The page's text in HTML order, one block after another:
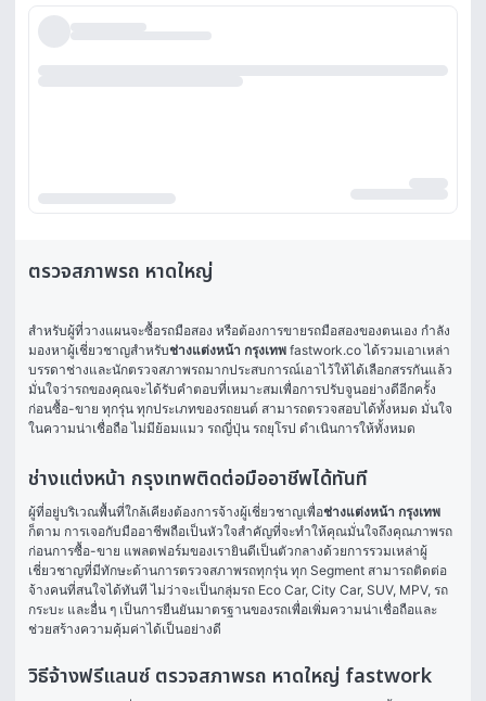
ตรวจสภาพรถ หาดใหญ่
สำหรับผู้ที่วางแผนจะซื้อรถมือสอง หรือต้องการขายรถมือสองของตนเอง กำลัง
มองหาผู้เชี่ยวชาญสำหรับช่างแต่งหน้า กรุงเทพ fastwork.co ได้รวมเอาเหล่า
บรรดาช่างและนักตรวจสภาพรถมากประสบการณ์เอาไว้ให้ได้เลือกสรรกันแล้ว
มั่นใจว่ารถของคุณจะได้รับคำตอบที่เหมาะสมเพื่อการปรับจูนอย่างดีอีกครั้ง
ก่อนซื้อ-ขาย ทุกรุ่น ทุกประเภทของรถยนต์ สามารถตรวจสอบได้ทั้งหมด มั่นใจ
ในความน่าเชื่อถือ ไม่มีย้อมแมว รถญี่ปุ่น รถยุโรป ดำเนินการให้ทั้งหมด
ช่างแต่งหน้า กรุงเทพติดต่อมืออาชีพได้ทันที
ผู้ที่อยู่บริเวณพื้นที่ใกล้เคียงต้องการจ้างผู้เชี่ยวชาญเพื่อช่างแต่งหน้า กรุงเทพ
ก็ตาม การเจอกับมืออาชีพถือเป็นหัวใจสำคัญที่จะทำให้คุณมั่นใจถึงคุณภาพรถ
ก่อนการซื้อ-ขาย แพลตฟอร์มของเรายินดีเป็นตัวกลางด้วยการรวมเหล่าผู้
เชี่ยวชาญที่มีทักษะด้านการตรวจสภาพรถทุกรุ่น ทุก Segment สามารถติดต่อ
จ้างคนที่สนใจได้ทันที ไม่ว่าจะเป็นกลุ่มรถ Eco Car, City Car, SUV, MPV, รถ
กระบะ และอื่น ๆ เป็นการยืนยันมาตรฐานของรถเพื่อเพิ่มความน่าเชื่อถือและ
ช่วยสร้างความคุ้มค่าได้เป็นอย่างดี
วิธีจ้างฟรีแลนซ์ ตรวจสภาพรถ หาดใหญ่ fastwork